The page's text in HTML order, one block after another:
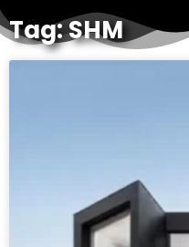
Tag: SHM